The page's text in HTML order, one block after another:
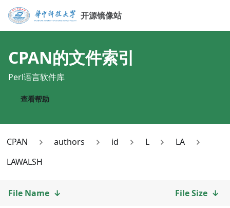
开源镜像站
CPAN的文件索引
Perl语言软件库
查看帮助
CPAN authors id L
LA
LAWALSH
File Name ↓ File Size ↓